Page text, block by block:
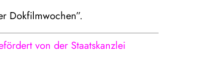
Dokfilmwochen”.
von der Staatskanzlei